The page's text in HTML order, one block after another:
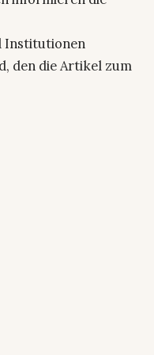
Institutionen
den die Artikel zum